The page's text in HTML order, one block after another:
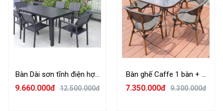
Bàn Dài sơn tĩnh điện hợp
kim nhôm và ghế nhập
9.660.000đ 12.500.000đ
Bàn ghế Caffe 1 bàn + 4
ghế nhôm giả mây nhập
7.350.000đ 9.300.000đ